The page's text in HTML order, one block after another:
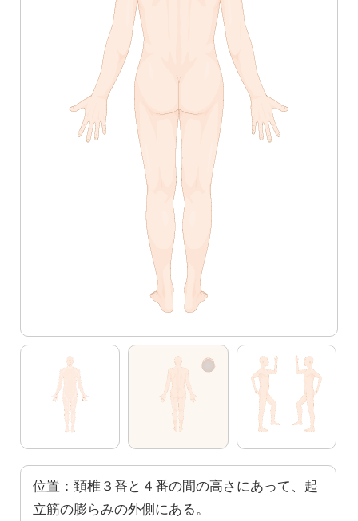
位置：頚椎３番と４番の間の高さにあって、起
立筋の膨らみの外側にある。